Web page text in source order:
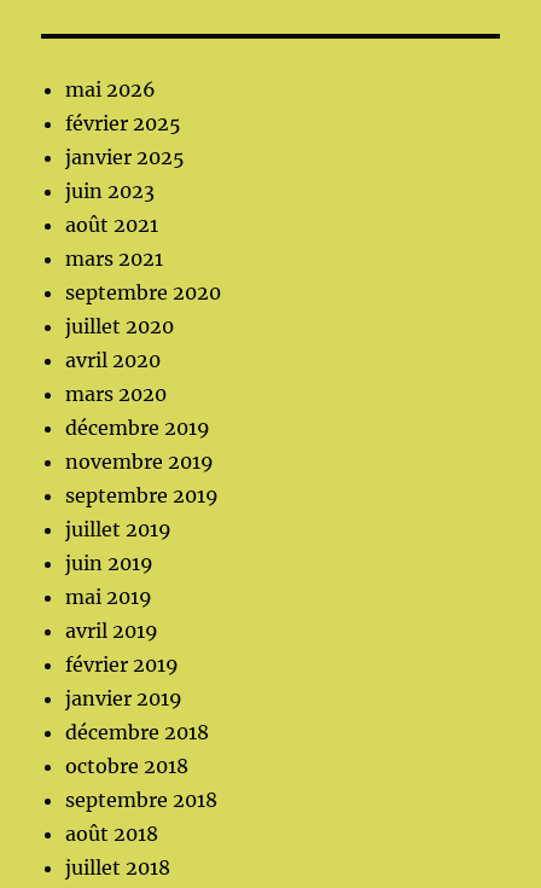
mai 2026
février 2025
janvier 2025
juin 2023
août 2021
mars 2021
septembre 2020
juillet 2020
avril 2020
mars 2020
décembre 2019
novembre 2019
septembre 2019
juillet 2019
juin 2019
mai 2019
avril 2019
février 2019
janvier 2019
décembre 2018
octobre 2018
septembre 2018
août 2018
juillet 2018